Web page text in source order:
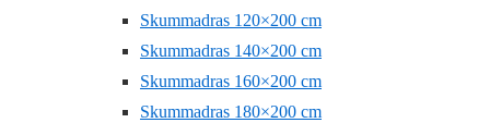
Skummadras 120×200 cm
Skummadras 140×200 cm
Skummadras 160×200 cm
Skummadras 180×200 cm